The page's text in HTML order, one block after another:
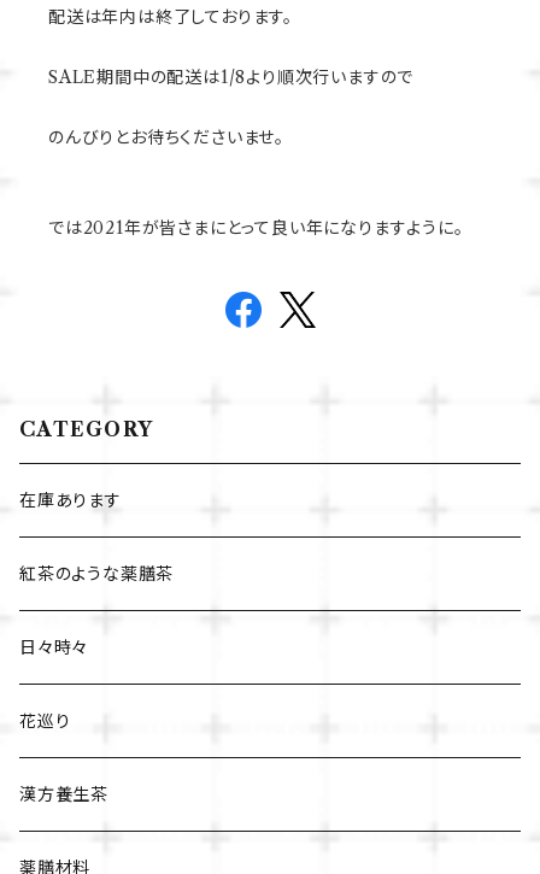
配送は年内は終了しております。
SALE期間中の配送は1/8より順次行いますので
のんびりとお待ちくださいませ。
では2021年が皆さまにとって良い年になりますように。
CATEGORY
在庫あります
紅茶のような薬膳茶
日々時々
花巡り
漢方養生茶
薬膳材料